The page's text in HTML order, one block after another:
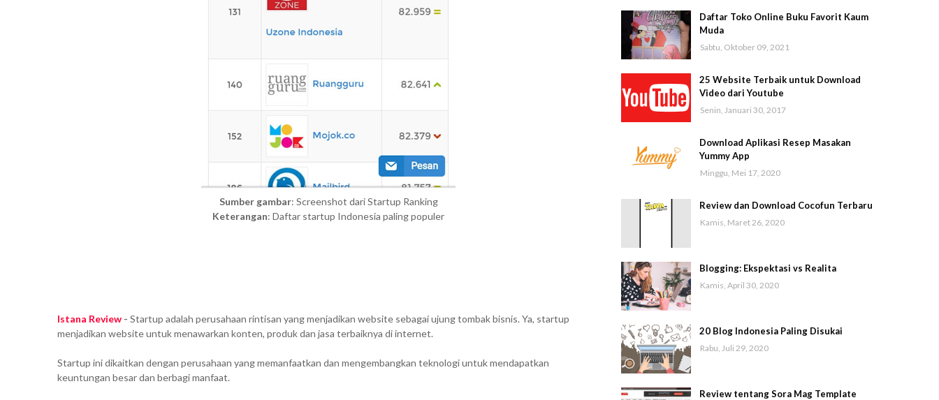
Sumber gambar: Screenshot dari Startup Ranking
Keterangan: Daftar startup Indonesia paling populer
Istana Review - Startup adalah perusahaan rintisan yang menjadikan website sebagai ujung tombak bisnis. Ya, startup
menjadikan website untuk menawarkan konten, produk dan jasa terbaiknya di internet.
Startup ini dikaitkan dengan perusahaan yang memanfaatkan dan mengembangkan teknologi untuk mendapatkan
keuntungan besar dan berbagi manfaat.
Daftar Toko Online Buku Favorit Kaum
Muda
Sabtu, Oktober 09, 2021
25 Website Terbaik untuk Download
Video dari Youtube
Senin, Januari 30, 2017
Download Aplikasi Resep Masakan
Yummy App
Minggu, Mei 17, 2020
Review dan Download Cocofun Terbaru
Kamis, Maret 26, 2020
Blogging: Ekspektasi vs Realita
Kamis, April 30, 2020
20 Blog Indonesia Paling Disukai
Rabu, Juli 29, 2020
Review tentang Sora Mag Template